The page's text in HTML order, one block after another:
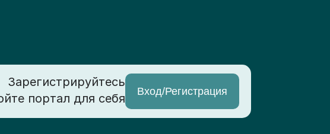
Зарегистрируйтесь
портал для себя
Вход/Регистрация